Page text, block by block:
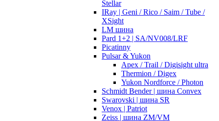
Stellar
IRay | Geni / Rico / Saim / Tube /
XSight
LM шина
Pard 1+2 | SA/NV008/LRF
Picatinny
Pulsar & Yukon
Apex / Trail / Digisight ultra
Thermion / Digex
Yukon Nordforce / Photon
Schmidt Bender | шина Convex
Swarovski | шина SR
Venox | Patriot
Zeiss | шина ZM/VM